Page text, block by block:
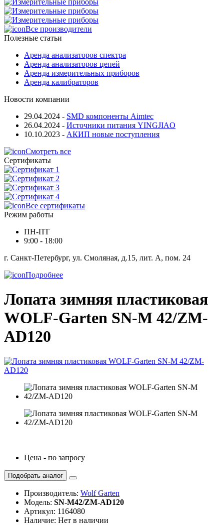
Все производители
Полезные статьи
Аренда анализаторов спектра
Аренда анализаторов цепей
Аренда измерительных приборов
Аренда калибраторов
Новости компании
29.04.2024 - SMD компоненты Aimtec
26.04.2024 - Источники питания YINGJIAO
10.10.2023 - АКИП новые поступления
Смотреть все
Сертификаты
Все сертификаты
Режим работы
ПН-ПТ
9:00 - 18:00
г. Санкт-Петербург, ул. Смоляная, д.15, лит. А, пом. 24
Подробнее
Лопата зимняя пластиковая
WOLF-Garten SN-M 42/ZM-
AD120
Цена - по запросу
Подобрать аналог
Производитель: Wolf Garten
Модель: SN-M42/ZM-AD120
Артикул: 1164080
Наличие: Нет в наличии